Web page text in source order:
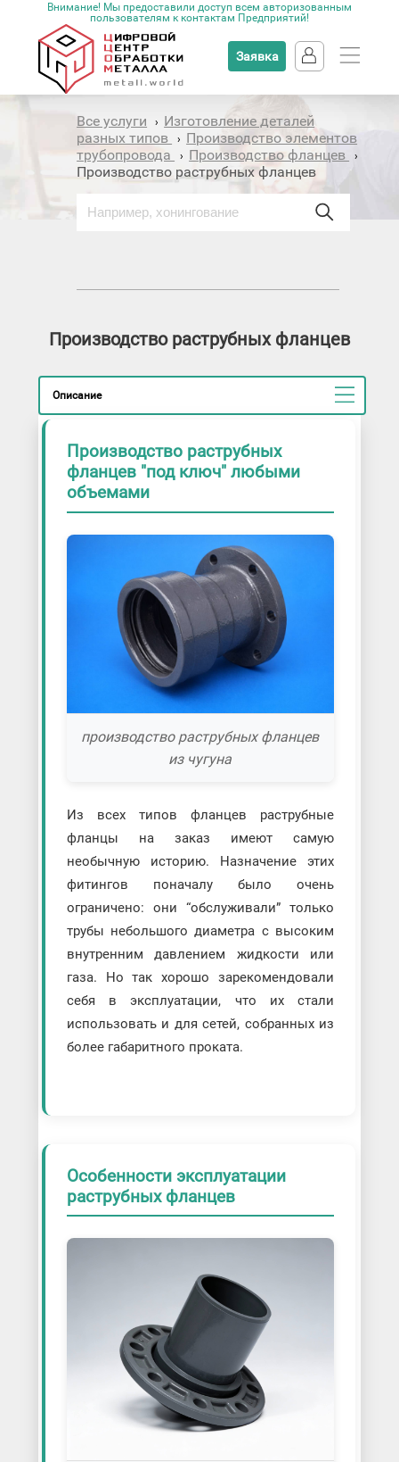
Внимание! Мы предоставили доступ всем авторизованным
пользователям к контактам Предприятий!
Заявка
Все услуги › Изготовление деталей
разных типов
› Производство элементов
трубопровода
› Производство фланцев ›
Производство раструбных фланцев
Производство раструбных фланцев
Описание
Производство раструбных
фланцев "под ключ" любыми
объемами
производство раструбных фланцев
из чугуна
Из всех типов фланцев раструбные
фланцы на заказ имеют самую
необычную историю. Назначение этих
фитингов поначалу было очень
ограничено: они “обслуживали” только
трубы небольшого диаметра с высоким
внутренним давлением жидкости или
газа. Но так хорошо зарекомендовали
себя в эксплуатации, что их стали
использовать и для сетей, собранных из
более габаритного проката.
Особенности эксплуатации
раструбных фланцев